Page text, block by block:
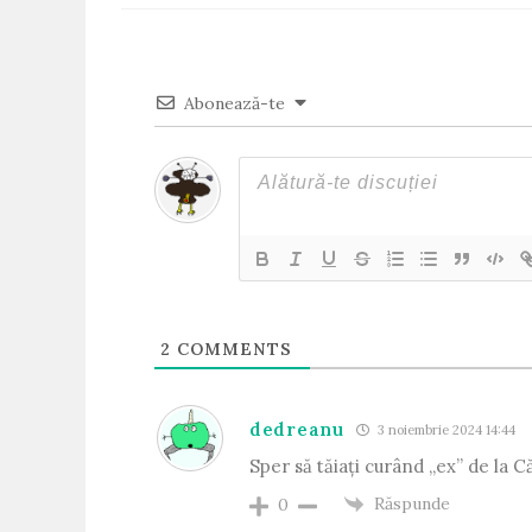
Abonează-te
2 COMMENTS
dedreanu 3 noiembrie 2024 14:44
Sper să tăiați curând „ex” de la
0 Răspunde